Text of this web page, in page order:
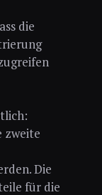
die
zweite
Die
für die